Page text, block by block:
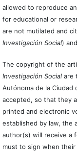
allowed to reproduce
for educational or
are not mutilated and
Investigación Social)
The copyright of the
Investigación Socialare
Autónoma de la
accepted, so that they
printed and electronic
established by law, the
author(s) will receive a
must to sign when